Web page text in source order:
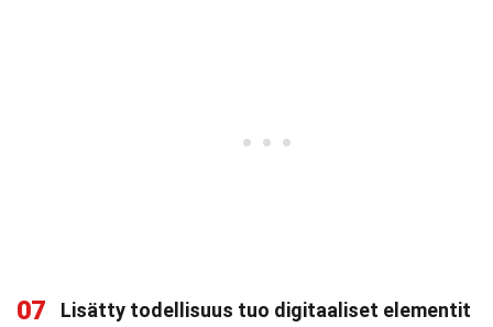
07
Lisätty todellisuus tuo digitaaliset elementit